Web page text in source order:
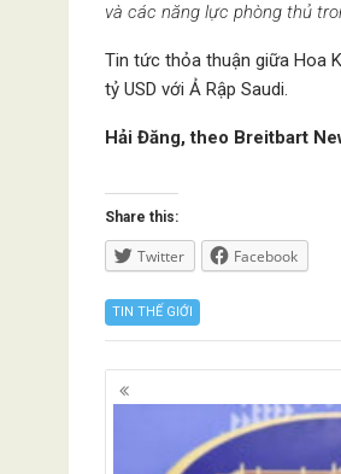
và các năng lực phòng thủ
Tin tức thỏa thuận giữa Hoa
tỷ USD với Ả Rập Saudi.
Hải Đăng, theo Breitbart
Share this:
Twitter Facebook
TIN THẾ GIỚI
Posts
navigation